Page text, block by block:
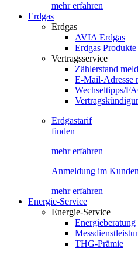
mehr erfahren
Erdgas
Erdgas
AVIA Erdgas
Erdgas Produkte
Vertragsservice
Zählerstand
E-Mail-Adresse
Wechseltipps/
Erdgastarif
finden
mehr erfahren
Anmeldung im
mehr erfahren
Energie-Service
Energie-Service
Energieberatung
THG-Prämie